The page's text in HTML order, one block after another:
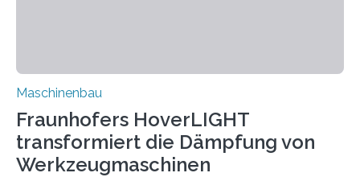
Maschinenbau
Fraunhofers HoverLIGHT
transformiert die Dämpfung von
Werkzeugmaschinen